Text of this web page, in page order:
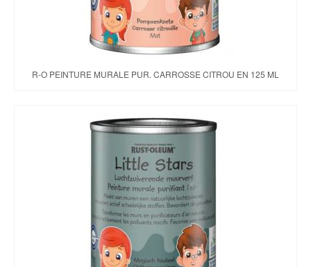
R-O PEINTURE MURALE PUR. CARROSSE CITROU EN 125 ML